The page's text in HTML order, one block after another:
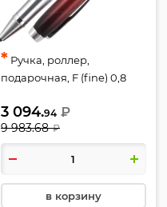
* Ручка, роллер,
подарочная, F (fine) 0,8
SE PORTAL RB F.BLK GB,
IM, Parker, 2152997
3 094.94 ₽
9 983.68 ₽
в корзину